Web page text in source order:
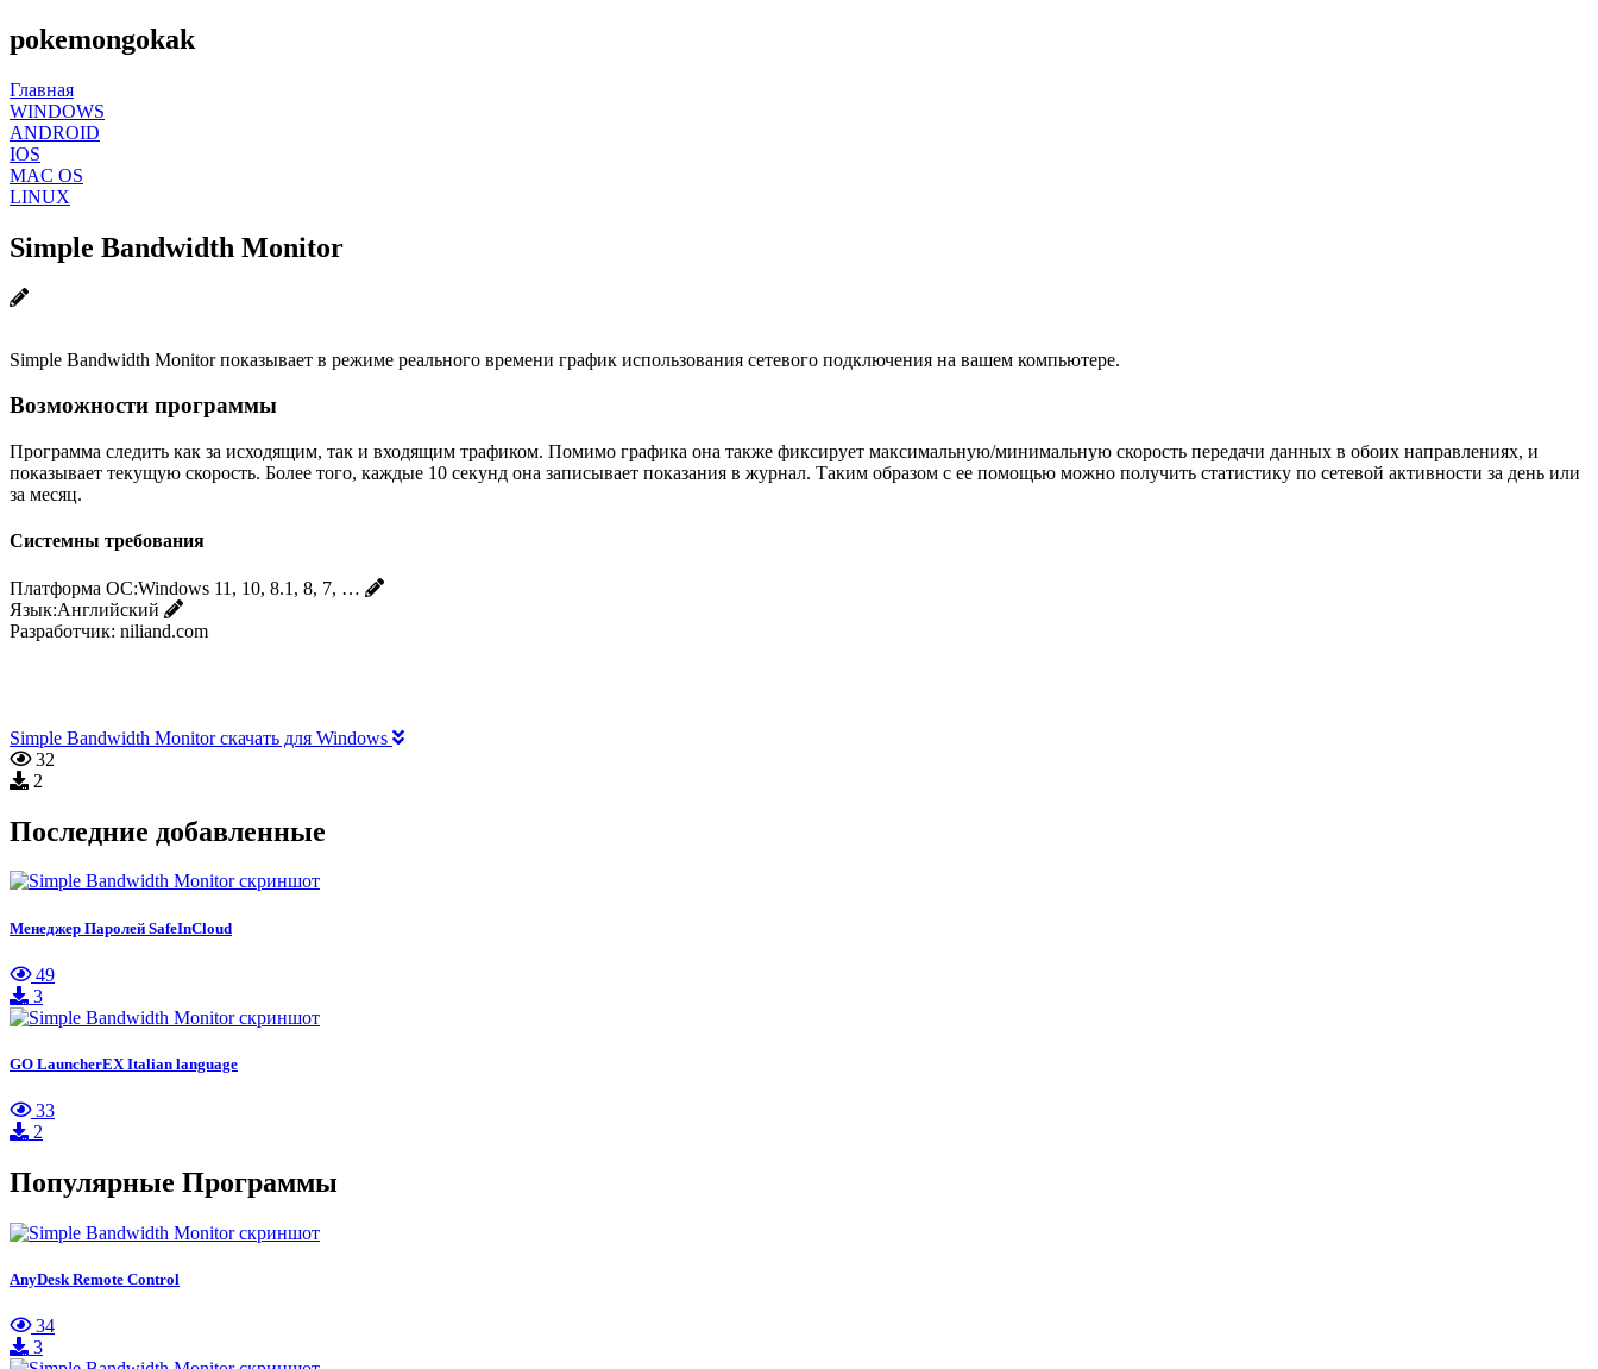
pokemongokak
Главная
WINDOWS
ANDROID
IOS
MAC OS
LINUX
Simple Bandwidth Monitor
Simple Bandwidth Monitor показывает в режиме реального времени график использования сетевого подключения на вашем компьютере.
Возможности программы
Программа следить как за исходящим, так и входящим трафиком. Помимо графика она также фиксирует максимальную/минимальную скорость передачи данных в обоих направлениях, и
показывает текущую скорость. Более того, каждые 10 секунд она записывает показания в журнал. Таким образом с ее помощью можно получить статистику по сетевой активности за день или
за месяц.
Системны требования
Платформа ОС:Windows 11, 10, 8.1, 8, 7, …
Язык:Английский
Разработчик: niliand.com
Simple Bandwidth Monitor скачать для Windows
32
2
Последние добавленные
Менеджер Паролей SafeInCloud
49
3
GO LauncherEX Italian language
33
2
Популярные Программы
AnyDesk Remote Control
34
3